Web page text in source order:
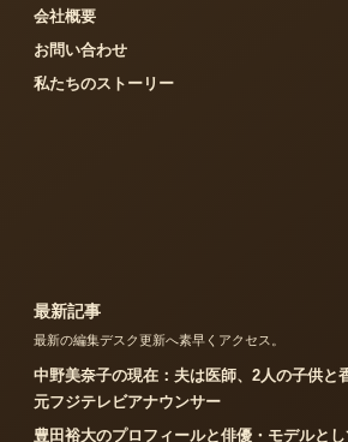
会社概要
お問い合わせ
私たちのストーリー
最新記事
最新の編集デスク更新へ素早くアクセス。
中野美奈子の現在：夫は医師、2人の子供と
元フジテレビアナウンサー
豊田裕大のプロフィールと俳優・モデルと